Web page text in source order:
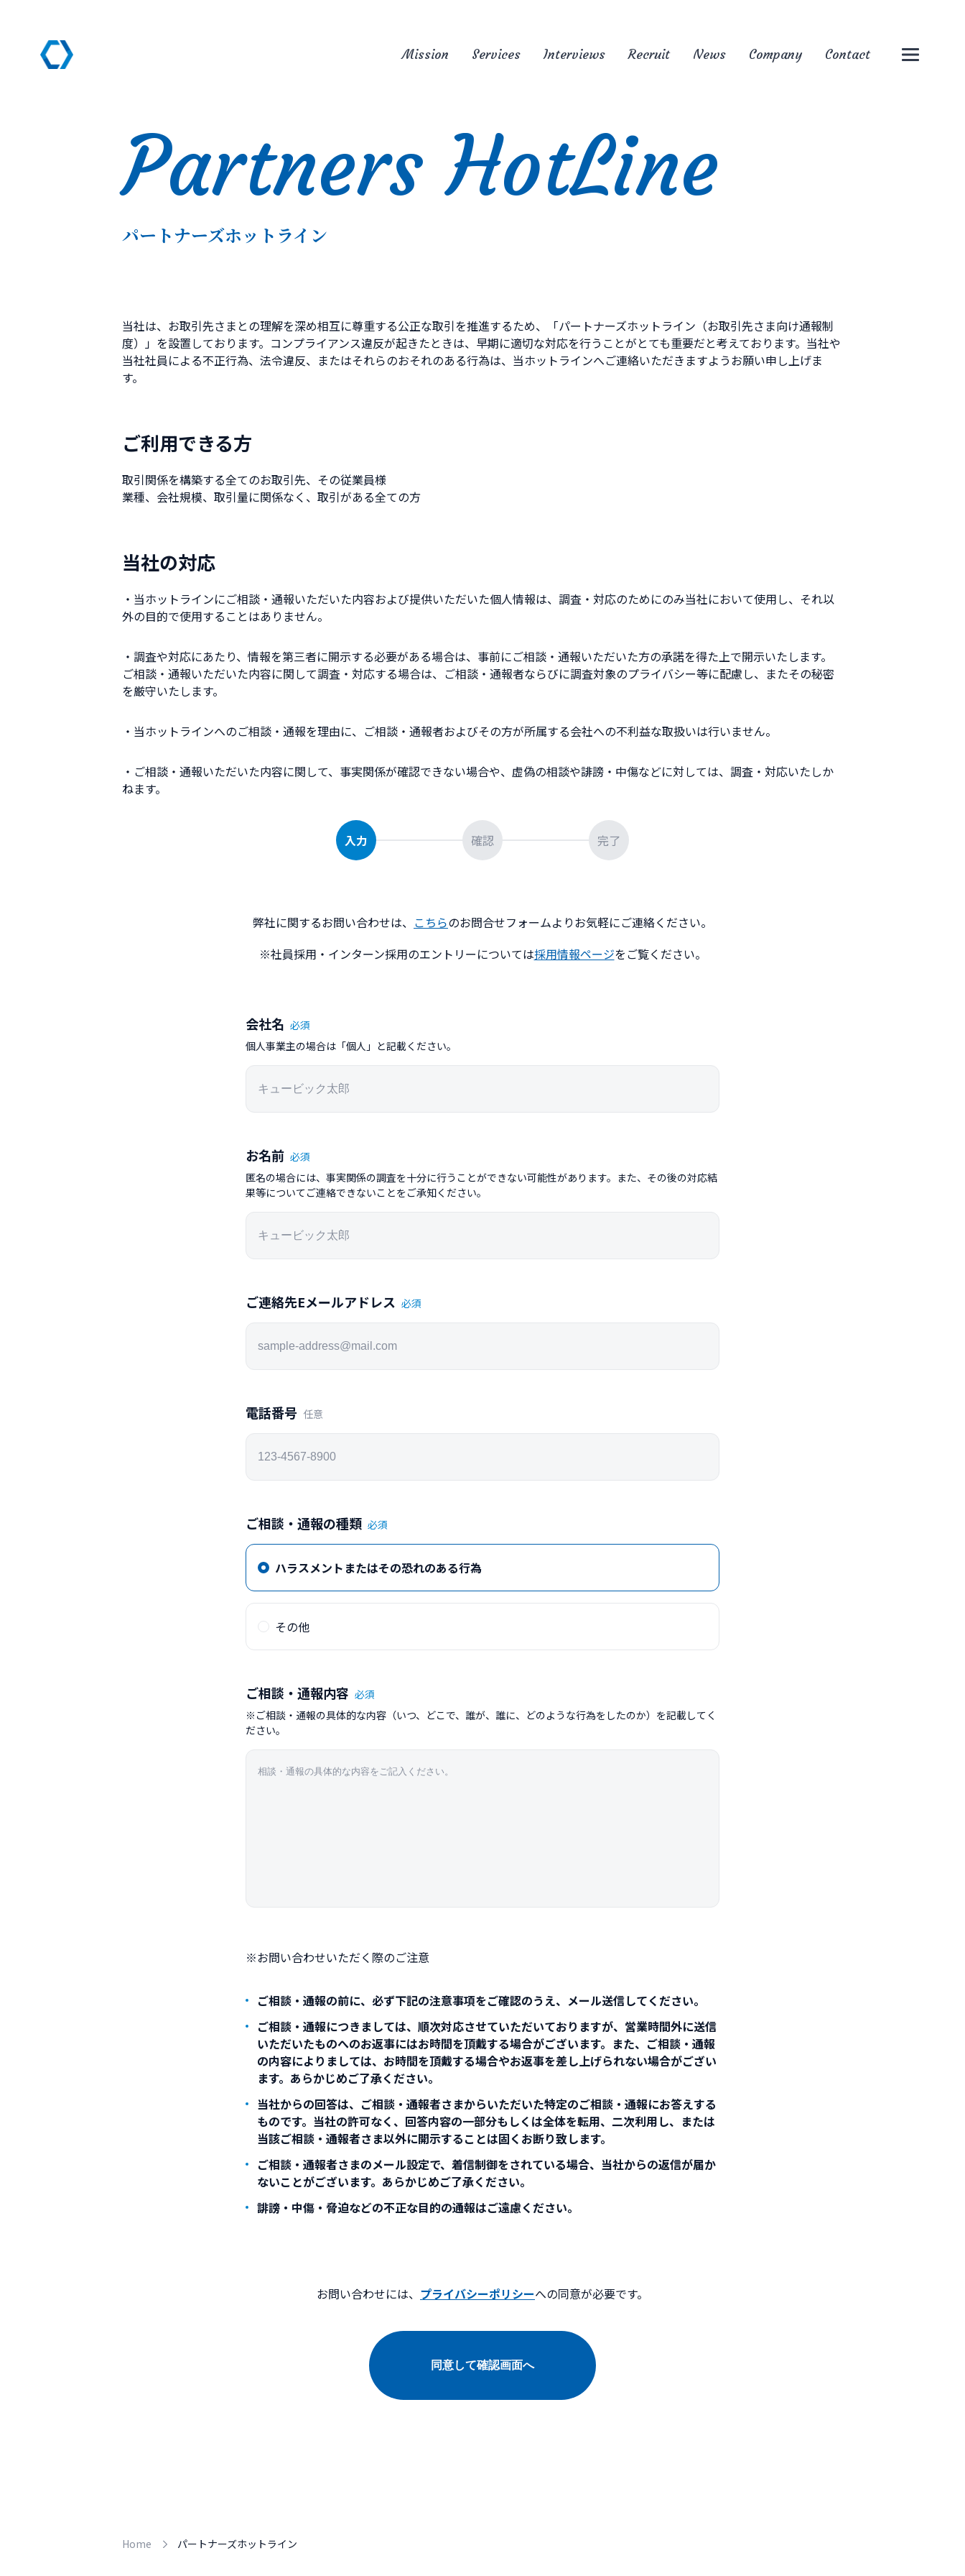
Mission Services Interviews Recruit News Company Contact
Partners HotLine
パートナーズホットライン
当社は、お取引先さまとの理解を深め相互に尊重する公正な取引を推進するため、「パートナーズホットライン（お取引先さま向け通報制
度）」を設置しております。コンプライアンス違反が起きたときは、早期に適切な対応を行うことがとても重要だと考えております。当社や
当社社員による不正行為、法令違反、またはそれらのおそれのある行為は、当ホットラインへご連絡いただきますようお願い申し上げま
す。
ご利用できる方
取引関係を構築する全てのお取引先、その従業員様
業種、会社規模、取引量に関係なく、取引がある全ての方
当社の対応
・当ホットラインにご相談・通報いただいた内容および提供いただいた個人情報は、調査・対応のためにのみ当社において使用し、それ以
外の目的で使用することはありません。
・調査や対応にあたり、情報を第三者に開示する必要がある場合は、事前にご相談・通報いただいた方の承諾を得た上で開示いたします。
ご相談・通報いただいた内容に関して調査・対応する場合は、ご相談・通報者ならびに調査対象のプライバシー等に配慮し、またその秘密
を厳守いたします。
・当ホットラインへのご相談・通報を理由に、ご相談・通報者およびその方が所属する会社への不利益な取扱いは行いません。
・ご相談・通報いただいた内容に関して、事実関係が確認できない場合や、虚偽の相談や誹謗・中傷などに対しては、調査・対応いたしか
ねます。
入力 確認 完了
弊社に関するお問い合わせは、 こちらのお問合せフォームよりお気軽にご連絡ください。
※社員採用・インターン採用のエントリーについては採用情報ページをご覧ください。
会社名 必須
個人事業主の場合は「個人」と記載ください。
お名前 必須
匿名の場合には、事実関係の調査を十分に行うことができない可能性があります。また、その後の対応結
果等についてご連絡できないことをご承知ください。
ご連絡先Eメールアドレス 必須
電話番号 任意
ご相談・通報の種類 必須
ハラスメントまたはその恐れのある行為
その他
ご相談・通報内容 必須
※ご相談・通報の具体的な内容（いつ、どこで、誰が、誰に、どのような行為をしたのか）を記載してく
ださい。
※お問い合わせいただく際のご注意
ご相談・通報の前に、必ず下記の注意事項をご確認のうえ、メール送信してください。
ご相談・通報につきましては、順次対応させていただいておりますが、営業時間外に送信
いただいたものへのお返事にはお時間を頂戴する場合がございます。また、ご相談・通報
の内容によりましては、お時間を頂戴する場合やお返事を差し上げられない場合がござい
ます。あらかじめご了承ください。
当社からの回答は、ご相談・通報者さまからいただいた特定のご相談・通報にお答えする
ものです。当社の許可なく、回答内容の一部分もしくは全体を転用、二次利用し、または
当該ご相談・通報者さま以外に開示することは固くお断り致します。
ご相談・通報者さまのメール設定で、着信制御をされている場合、当社からの返信が届か
ないことがございます。あらかじめご了承ください。
誹謗・中傷・脅迫などの不正な目的の通報はご遠慮ください。
お問い合わせには、 プライバシーポリシーへの同意が必要です。
Home パートナーズホットライン